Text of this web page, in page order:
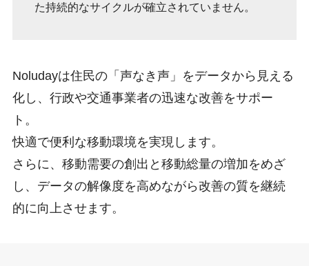
た持続的なサイクルが確立されていません。
Noludayは住民の「声なき声」をデータから見える
化し、行政や交通事業者の迅速な改善をサポー
ト。
快適で便利な移動環境を実現します。
さらに、移動需要の創出と移動総量の増加をめざ
し、データの解像度を高めながら改善の質を継続
的に向上させます。